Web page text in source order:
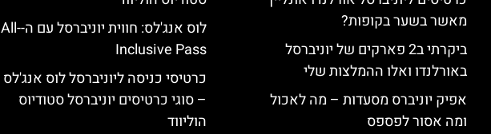
מאשר בשער בקופות?
ביקרתי ב2 פארקים של יוניברסל
באורלנדו ואלו ההמלצות שלי
אפיק יוניברס מסעדות – מה לאכול
ומה אסור לפספס
לוס אנג'לס: חווית יוניברסל עם ה-All-
Inclusive Pass
כרטיסי כניסה ליוניברסל לוס אנג'לס
– סוגי כרטיסים יוניברסל סטודיוס
הוליווד